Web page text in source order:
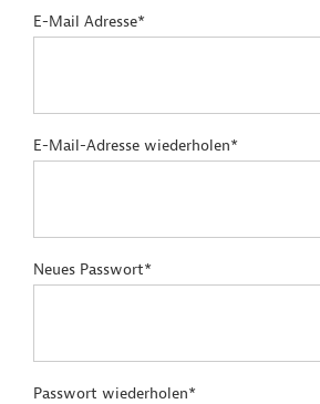
E-Mail Adresse*
E-Mail-Adresse wiederholen*
Neues Passwort*
Passwort wiederholen*